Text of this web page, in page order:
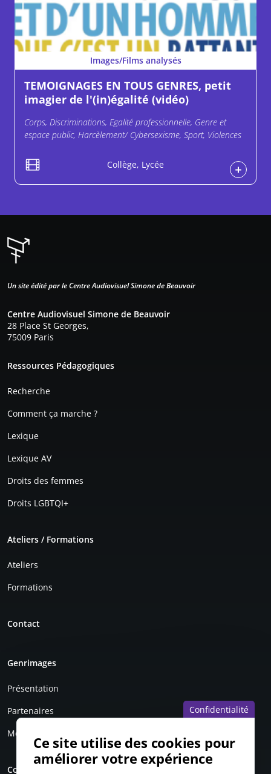
Images/Films analysés
TEMOIGNAGES EN TOUS GENRES, petit
imagier de l'(in)égalité (vidéo)
Corps, Discriminations, Egalité professionnelle, Genre et
espace public, Harcèlement/ Cybersexisme, Sport, Violences
Collège, Lycée
Un site édité par le Centre Audiovisuel Simone de Beauvoir
Centre Audiovisuel Simone de Beauvoir
28 Place St Georges,
75009 Paris
Ressources Pédagogiques
Recherche
Comment ça marche ?
Lexique
Lexique AV
Droits des femmes
Droits LGBTQI+
Ateliers / Formations
Ateliers
Formations
Contact
Genrimages
Présentation
Partenaires
Mentions légales
Compte personnel
Confidentialité
Ce site utilise des cookies pour
améliorer votre expérience